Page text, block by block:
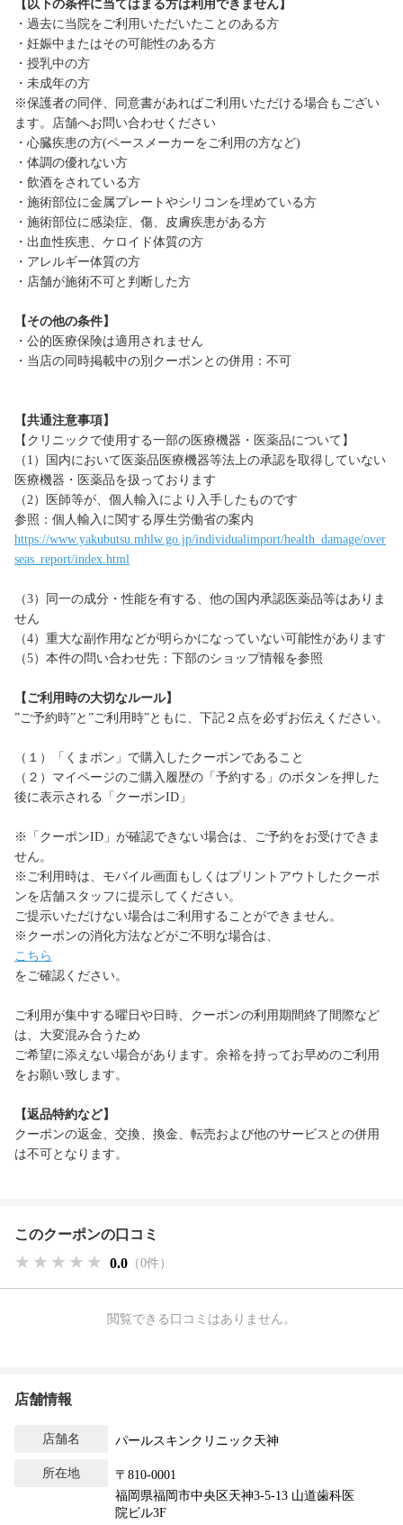
【以下の条件に当てはまる方は利用できません】
・過去に当院をご利用いただいたことのある方
・妊娠中またはその可能性のある方
・授乳中の方
・未成年の方
※保護者の同伴、同意書があればご利用いただける場合もござい
ます。店舗へお問い合わせください
・心臓疾患の方(ペースメーカーをご利用の方など)
・体調の優れない方
・飲酒をされている方
・施術部位に金属プレートやシリコンを埋めている方
・施術部位に感染症、傷、皮膚疾患がある方
・出血性疾患、ケロイド体質の方
・アレルギー体質の方
・店舗が施術不可と判断した方
【その他の条件】
・公的医療保険は適用されません
・当店の同時掲載中の別クーポンとの併用：不可
【共通注意事項】
【クリニックで使用する一部の医療機器・医薬品について】
（1）国内において医薬品医療機器等法上の承認を取得していない
医療機器・医薬品を扱っております
（2）医師等が、個人輸入により入手したものです
参照：個人輸入に関する厚生労働省の案内
https://www.yakubutsu.mhlw.go.jp/individualimport/health_damage/over
seas_report/index.html
（3）同一の成分・性能を有する、他の国内承認医薬品等はありま
せん
（4）重大な副作用などが明らかになっていない可能性があります
（5）本件の問い合わせ先：下部のショップ情報を参照
【ご利用時の大切なルール】
”ご予約時”と”ご利用時”ともに、下記２点を必ずお伝えください。
（１）「くまポン」で購入したクーポンであること
（２）マイページのご購入履歴の「予約する」のボタンを押した
後に表示される「クーポンID」
※「クーポンID」が確認できない場合は、ご予約をお受けできま
せん。
※ご利用時は、モバイル画面もしくはプリントアウトしたクーポ
ンを店舗スタッフに提示してください。
ご提示いただけない場合はご利用することができません。
※クーポンの消化方法などがご不明な場合は、
こちら
をご確認ください。
ご利用が集中する曜日や日時、クーポンの利用期間終了間際など
は、大変混み合うため
ご希望に添えない場合があります。余裕を持ってお早めのご利用
をお願い致します。
【返品特約など】
クーポンの返金、交換、換金、転売および他のサービスとの併用
は不可となります。
このクーポンの口コミ
★★★★★
★★★★★
★★★★★ 0.0 （0件）
閲覧できる口コミはありません。
店舗情報
店舗名 パールスキンクリニック天神
所在地
〒810-0001
福岡県福岡市中央区天神3-5-13 山道歯科医
院ビル3F